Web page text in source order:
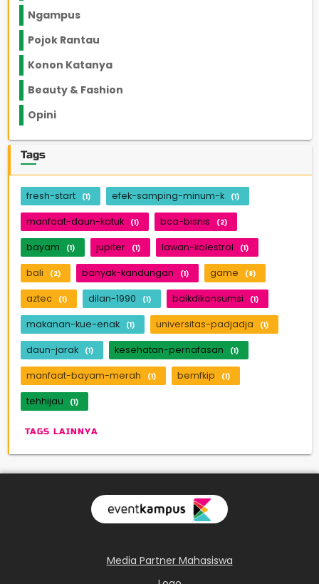
Ngampus
Pojok Rantau
Konon Katanya
Beauty & Fashion
Opini
Tags
fresh-start (1) efek-samping-minum-k (1)
manfaat-daun-katuk (1) bca-bisnis (2)
bayam (1) jupiter (1) lawan-kolestrol (1)
bali (2) banyak-kandungan (1) game (8)
aztec (1) dilan-1990 (1) baikdikonsumsi (1)
makanan-kue-enak (1) universitas-padjadja (1)
daun-jarak (1) kesehatan-pernafasan (1)
manfaat-bayam-merah (1) bemfkip (1)
tehhijau (1)
TAGS LAINNYA
Media Partner Mahasiswa